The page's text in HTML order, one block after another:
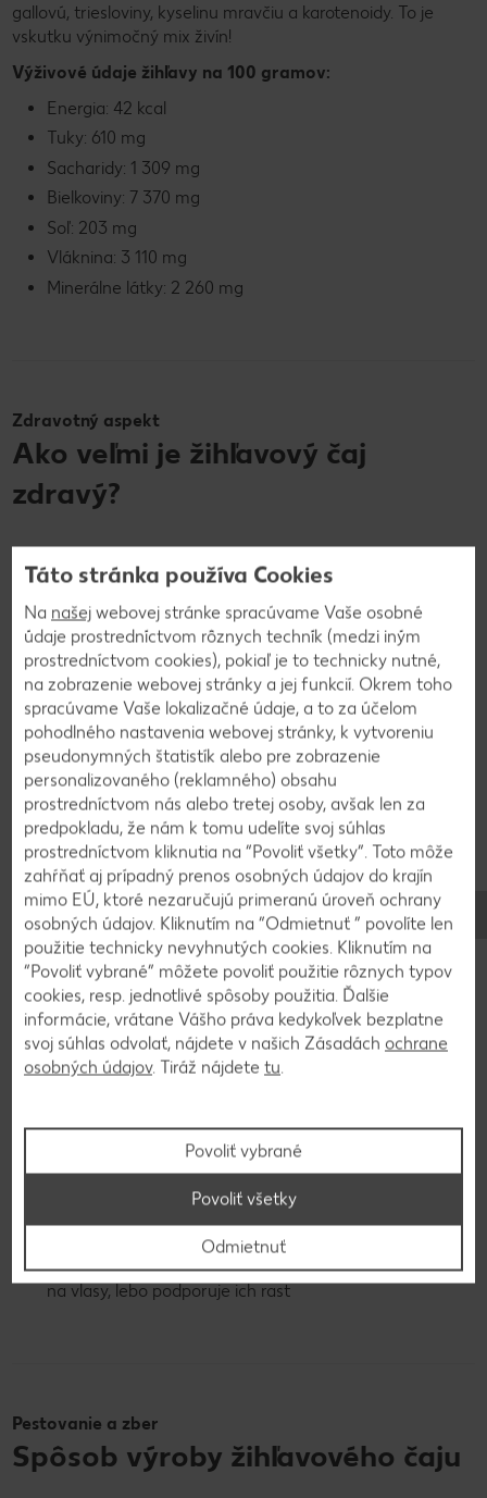
gallovú, triesloviny, kyselinu mravčiu a karotenoidy. To je
vskutku výnimočný mix živín!
Výživové údaje žihľavy na 100 gramov:
Energia: 42 kcal
Tuky: 610 mg
Sacharidy: 1 309 mg
Bielkoviny: 7 370 mg
Soľ: 203 mg
Vláknina: 3 110 mg
Minerálne látky: 2 260 mg
Zdravotný aspekt
Ako veľmi je žihľavový čaj
zdravý?
látok, ako napríklad železo a vápnik, a nechýba ani vysoká
dávka vitamínu C, triesloviny, bielkoviny a nenasýtené
mastné kyseliny. Súhra týchto látok zabezpečuje, že účinky
žihľavy pozitívne vplývajú na zdravotný stav. Asi
najznámejším účinkom žihľavového čaju je jeho je
močopudnosť. Vďaka tomu sa skvele hodí ako nápoj na
prepláchnutie močového mechúra a močových ciest. To
môže prispieť k prevencii zápalu močových ciest a mechúra.
Vysoký obsah železa v žihľave dvojdomej môže povzbudiť
tvorbu červených krviniek. Rastlinám urtica dioica a urtica
urens a z nich pripravenému žihľavovému čaju sa však
pripisuje i viacero pozitívnych účinkov, pre ktoré neexistujú
vedecké dôkazy.
Možné účinky žihľavového čaju na telo:
podporuje látkovú premenu a detoxikáciu
obsiahnuté flavonoidy tlmia zápalové procesy, napr. pri
reume
pôsobí močopudne, takže pomáha pri zápale
znižuje krvný tlak a hladinu cukru v krvi
zmierňuje bolesti žalúdka
pomáha pri menštruačných ťažkostiach
odvodňuje organizmus, takže môže podporiť chudnutie
zlepšuje stav pokožky a prospešné účinky má žihľava aj
na vlasy, lebo podporuje ich rast
Pestovanie a zber
Spôsob výroby žihľavového čaju
Táto stránka používa Cookies
Na našej webovej stránke spracúvame Vaše osobné
údaje prostredníctvom rôznych techník (medzi iným
prostredníctvom cookies), pokiaľ je to technicky nutné,
na zobrazenie webovej stránky a jej funkcií. Okrem toho
spracúvame Vaše lokalizačné údaje, a to za účelom
pohodlného nastavenia webovej stránky, k vytvoreniu
pseudonymných štatistík alebo pre zobrazenie
personalizovaného (reklamného) obsahu
prostredníctvom nás alebo tretej osoby, avšak len za
predpokladu, že nám k tomu udelíte svoj súhlas
prostredníctvom kliknutia na “Povoliť všetky”. Toto môže
zahŕňať aj prípadný prenos osobných údajov do krajín
mimo EÚ, ktoré nezaručujú primeranú úroveň ochrany
osobných údajov. Kliknutím na “Odmietnuť ” povolíte len
použitie technicky nevyhnutých cookies. Kliknutím na
“Povoliť vybrané” môžete povoliť použitie rôznych typov
cookies, resp. jednotlivé spôsoby použitia. Ďalšie
informácie, vrátane Vášho práva kedykoľvek bezplatne
svoj súhlas odvolať, nájdete v našich Zásadách ochrane
osobných údajov. Tiráž nájdete tu.
Povoliť vybrané
Odmietnuť
Povoliť všetky